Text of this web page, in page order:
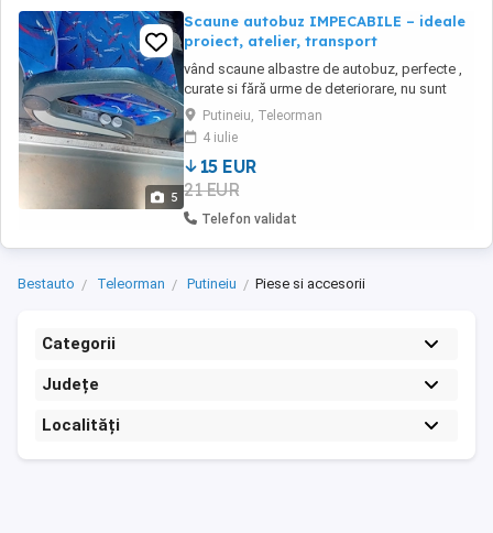
5
Scaune autobuz IMPECABILE – ideale
proiect, atelier, transport
vând scaune albastre de autobuz, perfecte ,
curate si fără urme de deteriorare, nu sunt
rupte si sunt perfecte pentru a fi folosite, sunt
34 de scaune in total. prețul este negociabil.
80 de lei bucata, le vând urgent, stoc limitat
Putineiu, Teleorman
4 iulie
15 EUR
21 EUR
Telefon validat
Bestauto Teleorman Putineiu Piese si accesorii
Categorii
Județe
Localități